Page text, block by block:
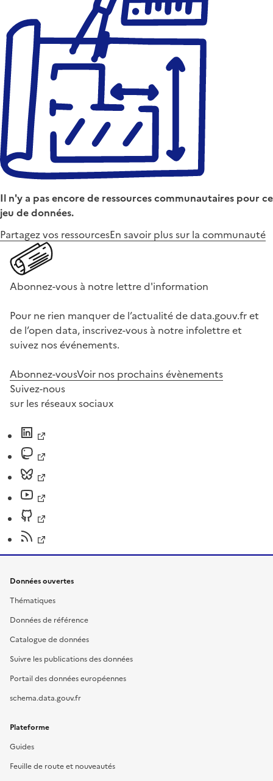
Il n'y a pas encore de ressources communautaires pour ce
jeu de données.
Partagez vos ressourcesEn savoir plus sur la communauté
Abonnez-vous à notre lettre d'information
Pour ne rien manquer de l’actualité de data.gouv.fr et
de l’open data, inscrivez-vous à notre infolettre et
suivez nos événements.
Abonnez-vousVoir nos prochains évènements
Suivez-nous
sur les réseaux sociaux
Données ouvertes
Thématiques
Données de référence
Catalogue de données
Suivre les publications des données
Portail des données européennes
schema.data.gouv.fr
Plateforme
Guides
Feuille de route et nouveautés